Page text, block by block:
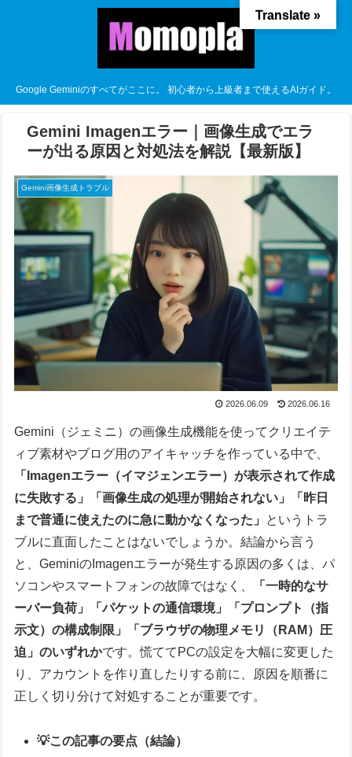
Google Geminiのすべてがここに。 初心者から上級者まで使えるAIガイド。
Gemini Imagenエラー｜画像生成でエラ
ーが出る原因と対処法を解説【最新版】
Gemini画像生成トラブル
2026.06.09 2026.06.16
Gemini（ジェミニ）の画像生成機能を使ってクリエイテ
ィブ素材やブログ用のアイキャッチを作っている中で、
「Imagenエラー（イマジェンエラー）が表示されて作成
に失敗する」「画像生成の処理が開始されない」「昨日
まで普通に使えたのに急に動かなくなった」
というトラ
ブルに直面したことはないでしょうか。結論から言う
と、GeminiのImagenエラーが発生する原因の多くは、パ
ソコンやスマートフォンの故障ではなく、
「一時的なサ
ーバー負荷」「パケットの通信環境」「プロンプト（指
示文）の構成制限」「ブラウザの物理メモリ（RAM）圧
迫」のいずれかです。慌ててPCの設定を大幅に変更した
り、アカウントを作り直したりする前に、原因を順番に
正しく切り分けて対処することが重要です。
💡この記事の要点（結論）
Translate »